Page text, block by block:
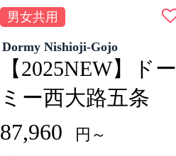
男女共用
Dormy Nishioji-Gojo
【2025NEW】ドー
ミー西大路五条
87,960 円～